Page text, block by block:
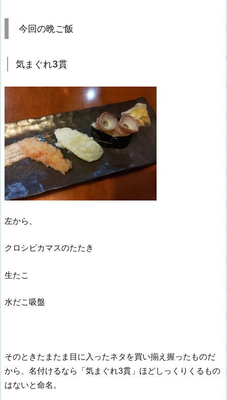
今回の晩ご飯
気まぐれ3貫
左から、
クロシビカマスのたたき
生たこ
水だこ吸盤
そのときたまたま目に入ったネタを買い揃え握ったものだ
から、名付けるなら「気まぐれ3貫」ほどしっくりくるもの
はないと命名。